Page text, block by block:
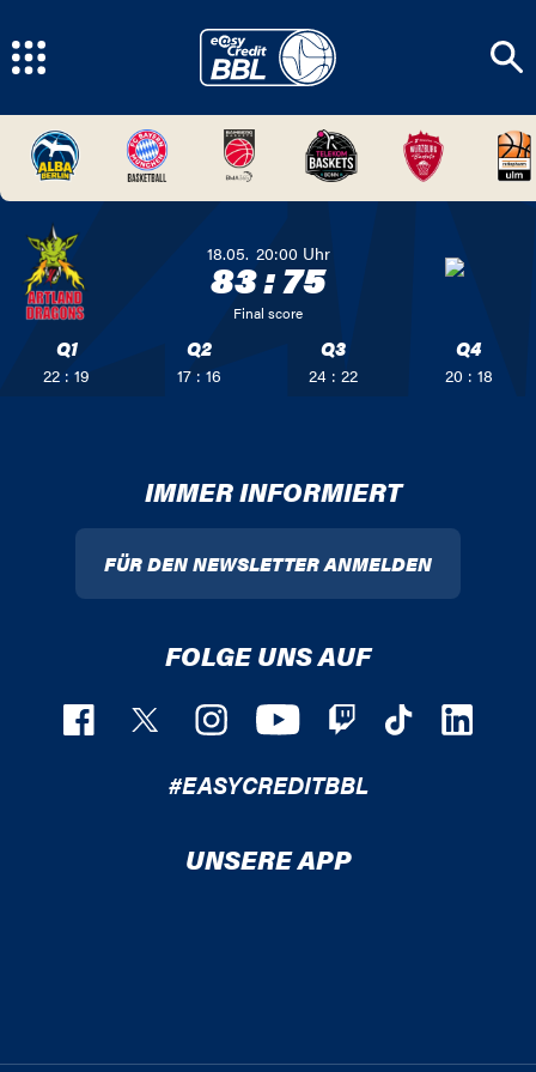
18.05. 20:00 Uhr
83:75
Final score
Q1
22 : 19
Q2
17 : 16
Q3
24 : 22
Q4
20 : 18
IMMER INFORMIERT
FÜR DEN NEWSLETTER ANMELDEN
FOLGE UNS AUF
#EASYCREDITBBL
UNSERE APP